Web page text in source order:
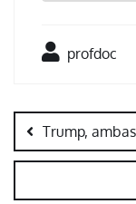
profdoc
de
l’article
Trump,